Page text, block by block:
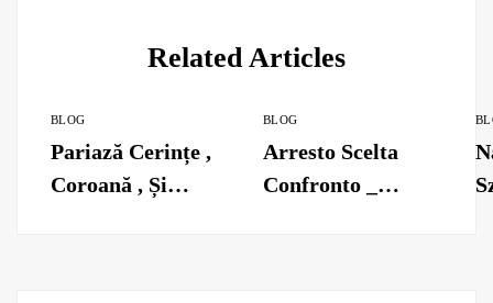
Related Articles
BLOG
Pariază Cerințe ,
Coroană , Și
BLOG
Arresto Scelta
Confronto _